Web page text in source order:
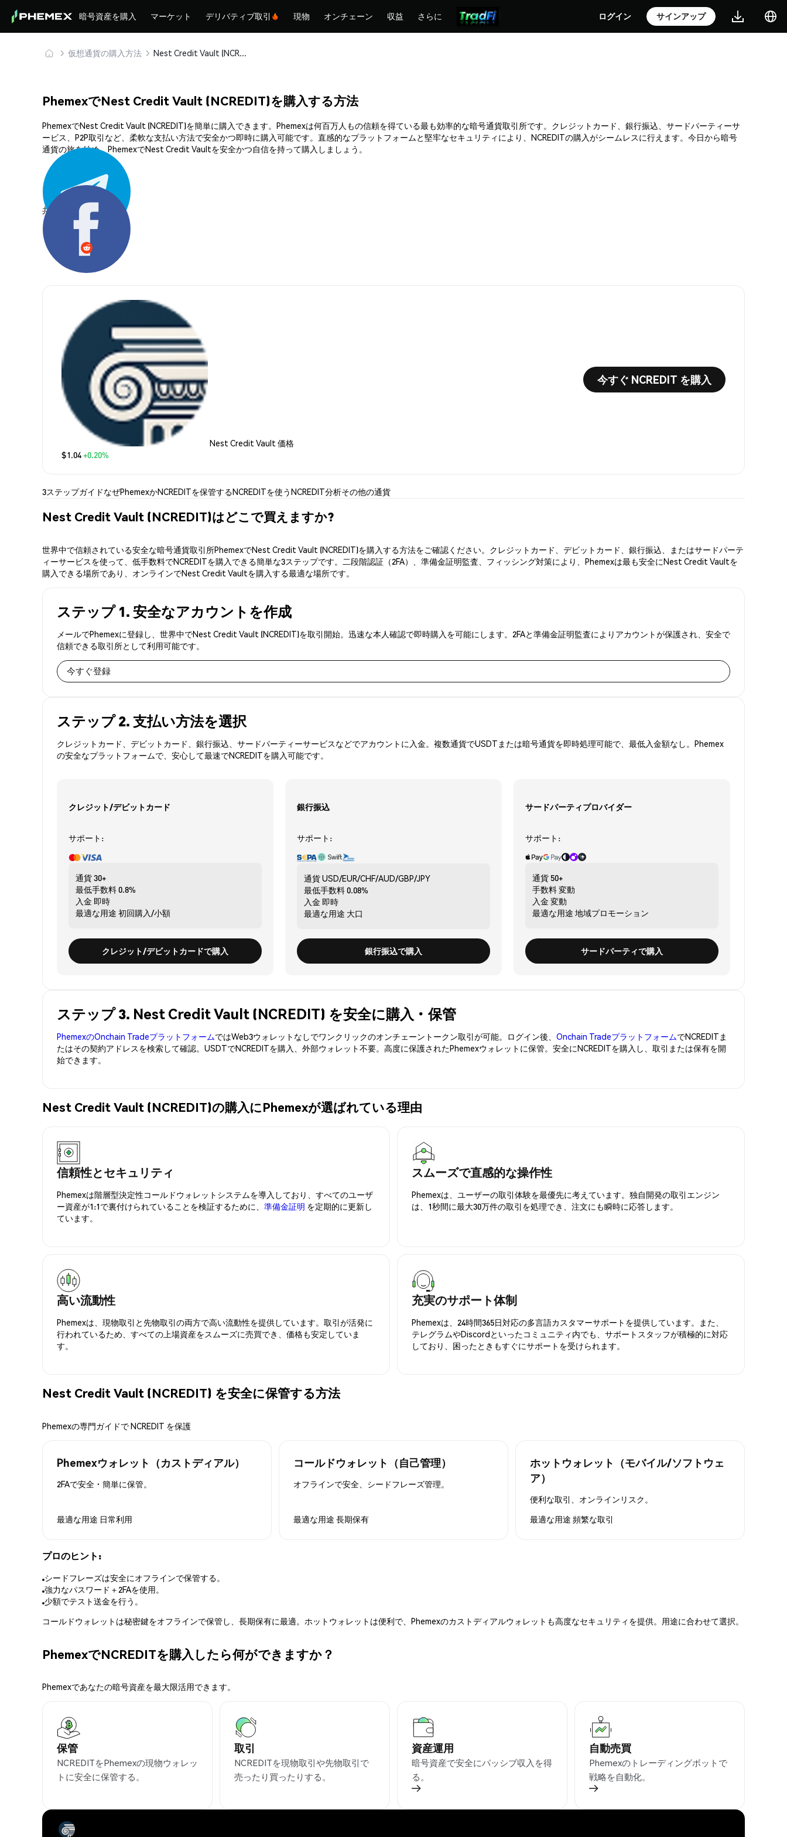
暗号資産を購入 マーケット デリバティブ取引 現物 オンチェーン 収益 さらに ログイン サインアップ
仮想通貨の購入方法 Nest Credit Vault (NCREDIT) を安全に購入・保管
PhemexでNest Credit Vault (NCREDIT)を購入する方法
PhemexでNest Credit Vault (NCREDIT)を簡単に購入できます。Phemexは何百万人もの信頼を得ている最も効率的な暗号通貨取引所です。クレジットカード、銀行振込、サードパーティーサ
ービス、P2P取引など、柔軟な支払い方法で安全かつ即時に購入可能です。直感的なプラットフォームと堅牢なセキュリティにより、NCREDITの購入がシームレスに行えます。今日から暗号
通貨の旅を始め、PhemexでNest Credit Vaultを安全かつ自信を持って購入しましょう。
共有する:
Nest Credit Vault 価格
$1.04+0.20%
今すぐ NCREDIT を購入
3ステップガイドなぜPhemexかNCREDITを保管するNCREDITを使うNCREDIT分析その他の通貨
Nest Credit Vault (NCREDIT)はどこで買えますか?
世界中で信頼されている安全な暗号通貨取引所PhemexでNest Credit Vault (NCREDIT)を購入する方法をご確認ください。クレジットカード、デビットカード、銀行振込、またはサードパーテ
ィーサービスを使って、低手数料でNCREDITを購入できる簡単な3ステップです。二段階認証（2FA）、準備金証明監査、フィッシング対策により、Phemexは最も安全にNest Credit Vaultを
購入できる場所であり、オンラインでNest Credit Vaultを購入する最適な場所です。
ステップ 1. 安全なアカウントを作成
メールでPhemexに登録し、世界中でNest Credit Vault (NCREDIT)を取引開始。迅速な本人確認で即時購入を可能にします。2FAと準備金証明監査によりアカウントが保護され、安全で
信頼できる取引所として利用可能です。
今すぐ登録
ステップ 2. 支払い方法を選択
クレジットカード、デビットカード、銀行振込、サードパーティーサービスなどでアカウントに入金。複数通貨でUSDTまたは暗号通貨を即時処理可能で、最低入金額なし。Phemex
の安全なプラットフォームで、安心して最速でNCREDITを購入可能です。
クレジット/デビットカード
サポート:
通貨30+
最低手数料0.8%
入金 即時
最適な用途 初回購入/小額
クレジット/デビットカードで購入
銀行振込
サポート:
通貨USD/EUR/CHF/AUD/GBP/JPY
最低手数料0.08%
入金 即時
最適な用途 大口
銀行振込で購入
サードパーティプロバイダー
サポート:
通貨 50+
手数料変動
入金 変動
最適な用途 地域プロモーション
サードパーティで購入
ステップ 3. Nest Credit Vault (NCREDIT) を安全に購入・保管
PhemexのOnchain TradeプラットフォームではWeb3ウォレットなしでワンクリックのオンチェーントークン取引が可能。ログイン後、 Onchain TradeプラットフォームでNCREDITま
たはその契約アドレスを検索して確認。USDTでNCREDITを購入、外部ウォレット不要。高度に保護されたPhemexウォレットに保管。安全にNCREDITを購入し、取引または保有を開
始できます。
Nest Credit Vault (NCREDIT)の購入にPhemexが選ばれている理由
信頼性とセキュリティ
Phemexは階層型決定性コールドウォレットシステムを導入しており、すべてのユーザ
ー資産が1:1で裏付けられていることを検証するために、 準備金証明 を定期的に更新し
ています。
スムーズで直感的な操作性
Phemexは、ユーザーの取引体験を最優先に考えています。独自開発の取引エンジン
は、1秒間に最大30万件の取引を処理でき、注文にも瞬時に応答します。
高い流動性
Phemexは、現物取引と先物取引の両方で高い流動性を提供しています。取引が活発に
行われているため、すべての上場資産をスムーズに売買でき、価格も安定していま
す。
充実のサポート体制
Phemexは、24時間365日対応の多言語カスタマーサポートを提供しています。また、
テレグラムやDiscordといったコミュニティ内でも、サポートスタッフが積極的に対応
しており、困ったときもすぐにサポートを受けられます。
Nest Credit Vault (NCREDIT) を安全に保管する方法
Phemexの専門ガイドで NCREDIT を保護
Phemexウォレット（カストディアル）
2FAで安全・簡単に保管。
最適な用途 日常利用
コールドウォレット（自己管理）
オフラインで安全、シードフレーズ管理。
最適な用途 長期保有
ホットウォレット（モバイル/ソフトウェ
ア）
便利な取引、オンラインリスク。
最適な用途 頻繁な取引
プロのヒント:
シードフレーズは安全にオフラインで保管する。
強力なパスワード＋2FAを使用。
少額でテスト送金を行う。
コールドウォレットは秘密鍵をオフラインで保管し、長期保有に最適。ホットウォレットは便利で、Phemexのカストディアルウォレットも高度なセキュリティを提供。用途に合わせて選択。
PhemexでNCREDITを購入したら何ができますか？
Phemexであなたの暗号資産を最大限活用できます。
保管
NCREDITをPhemexの現物ウォレッ
トに安全に保管する。
取引
NCREDITを現物取引や先物取引で
売ったり買ったりする。
資産運用
暗号資産で安全にパッシブ収入を得
る。
自動売買
Phemexのトレーディングボットで
戦略を自動化。